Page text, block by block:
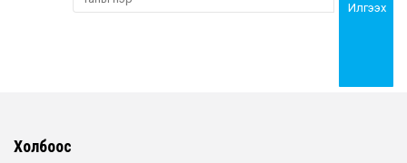
Илгээх
Холбоос